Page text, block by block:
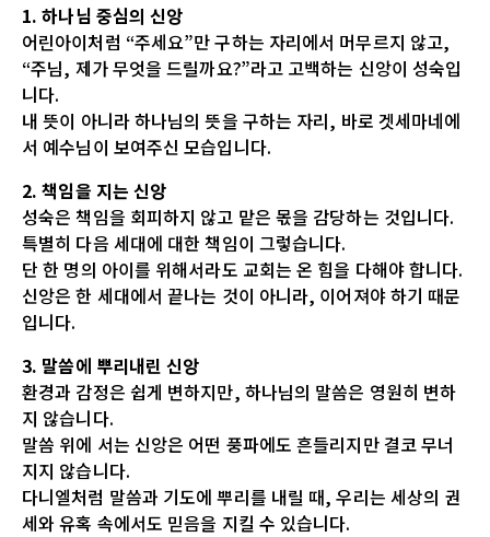
1. 하나님 중심의 신앙
어린아이처럼 “주세요”만 구하는 자리에서 머무르지 않고,
“주님, 제가 무엇을 드릴까요?”라고 고백하는 신앙이 성숙입
니다.
내 뜻이 아니라 하나님의 뜻을 구하는 자리, 바로 겟세마네에
서 예수님이 보여주신 모습입니다.
2. 책임을 지는 신앙
성숙은 책임을 회피하지 않고 맡은 몫을 감당하는 것입니다.
특별히 다음 세대에 대한 책임이 그렇습니다.
단 한 명의 아이를 위해서라도 교회는 온 힘을 다해야 합니다.
신앙은 한 세대에서 끝나는 것이 아니라, 이어져야 하기 때문
입니다.
3. 말씀에 뿌리내린 신앙
환경과 감정은 쉽게 변하지만, 하나님의 말씀은 영원히 변하
지 않습니다.
말씀 위에 서는 신앙은 어떤 풍파에도 흔들리지만 결코 무너
지지 않습니다.
다니엘처럼 말씀과 기도에 뿌리를 내릴 때, 우리는 세상의 권
세와 유혹 속에서도 믿음을 지킬 수 있습니다.